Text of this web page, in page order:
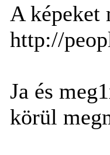
A képeket
http://
Ja és
körül